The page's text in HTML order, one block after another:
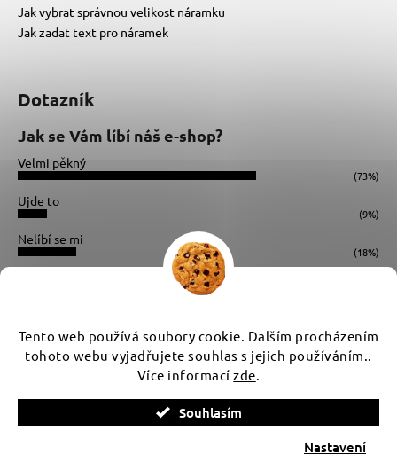
Tento web používá soubory cookie. Dalším procházením
tohoto webu vyjadřujete souhlas s jejich používáním..
Více informacízde.
Souhlasím
Nastavení
Jak vybrat správnou velikost náramku
Jak zadat text pro náramek
Dotazník
Jak se Vám líbí náš e-shop?
Velmi pěkný
(73%)
Ujde to
(9%)
Nelíbí se mi
(18%)
Instagram
WUX. Všechna práva vyhrazena.